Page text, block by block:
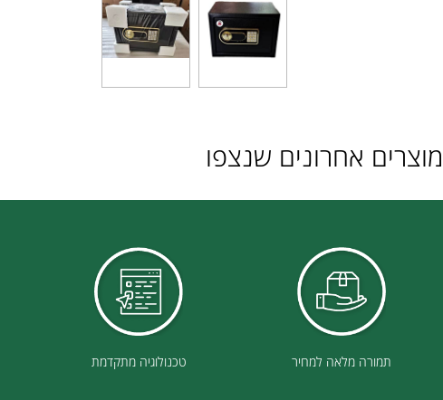
אחרונים שנצפו